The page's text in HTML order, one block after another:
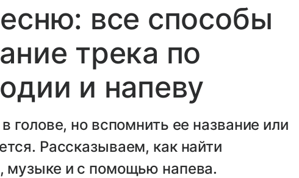
все способы
трека по
и напеву
голове, но вспомнить ее название или
Рассказываем, как найти
музыке и с помощью напева.